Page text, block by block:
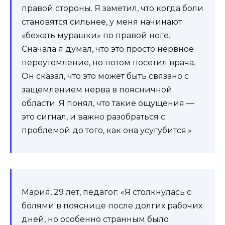
правой стороны. Я заметил, что когда боли
становятся сильнее, у меня начинают
«бежать мурашки» по правой ноге.
Сначала я думал, что это просто нервное
переутомление, но потом посетил врача.
Он сказал, что это может быть связано с
защемлением нерва в поясничной
области. Я понял, что такие ощущения —
это сигнал, и важно разобраться с
проблемой до того, как она усугубится.»
Мария, 29 лет, педагог: «Я столкнулась с
болями в пояснице после долгих рабочих
дней, но особенно странным было